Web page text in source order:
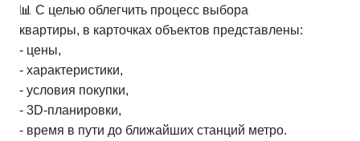
📊 С целью облегчить процесс выбора
квартиры, в карточках объектов представлены:
- цены,
- характеристики,
- условия покупки,
- 3D-планировки,
- время в пути до ближайших станций метро.